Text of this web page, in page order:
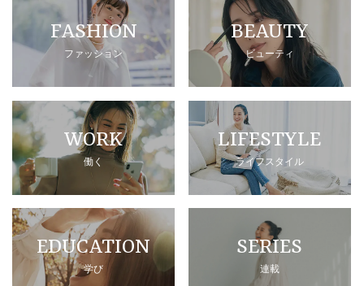
FASHION
ファッション
BEAUTY
ビューティ
WORK
働く
LIFESTYLE
ライフスタイル
EDUCATION
学び
SERIES
連載